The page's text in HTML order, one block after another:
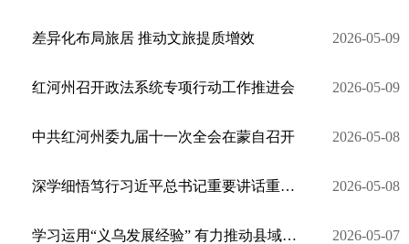
差异化布局旅居 推动文旅提质增效 2026-05-09
红河州召开政法系统专项行动工作推进会 2026-05-09
中共红河州委九届十一次全会在蒙自召开 2026-05-08
深学细悟笃行习近平总书记重要讲话重要指示精神 统筹抓实稳增长惠民生保安全各项工作 2026-05-08
学习运用“义乌发展经验” 有力推动县域经济发展 2026-05-07